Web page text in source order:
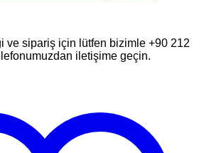
ve sipariş için lütfen bizimle +90 212
iletişime geçin.